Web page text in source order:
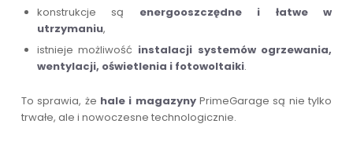
konstrukcje są energooszczędne i łatwe w
utrzymaniu,
istnieje możliwość instalacji systemów ogrzewania,
wentylacji, oświetlenia i fotowoltaiki.
To sprawia, że hale i magazynyPrimeGarage są nie tylko
trwałe, ale i nowoczesne technologicznie.